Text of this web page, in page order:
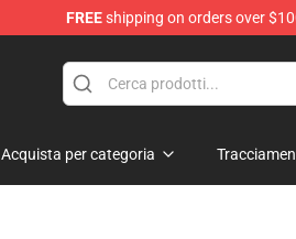
FREEshipping on orders over
Acquista per categoria